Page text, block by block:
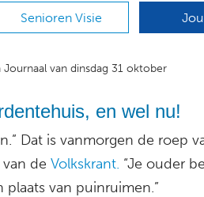
Senioren Visie
Journaal van dinsdag 31 oktober
en wel nu!
Dat is vanmorgen de roep
van de Volkskrant. “Je ouder
van puinruimen.”